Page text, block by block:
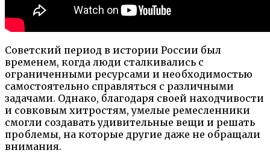
Советский период в истории России был
временем, когда люди сталкивались с
ограниченными ресурсами и необходимостью
самостоятельно справляться с различными
задачами. Однако, благодаря своей находчивости
и совковым хитростям, умелые ремесленники
смогли создавать удивительные вещи и решать
проблемы, на которые другие даже не обращали
внимания.